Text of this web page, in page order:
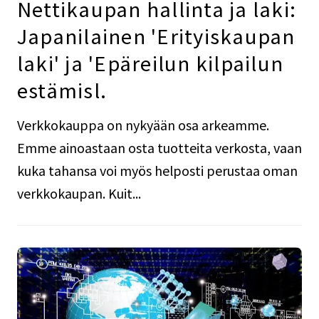
Nettikaupan hallinta ja laki:
Japanilainen 'Erityiskaupan
laki' ja 'Epäreilun kilpailun
estämisl.
Verkkokauppa on nykyään osa arkeamme.
Emme ainoastaan osta tuotteita verkosta, vaan
kuka tahansa voi myös helposti perustaa oman
verkkokaupan. Kuit...